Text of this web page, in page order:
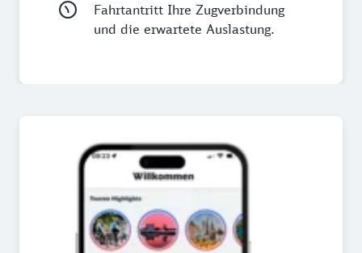
Fahrtantritt Ihre Zugverbindung
und die erwartete Auslastung.